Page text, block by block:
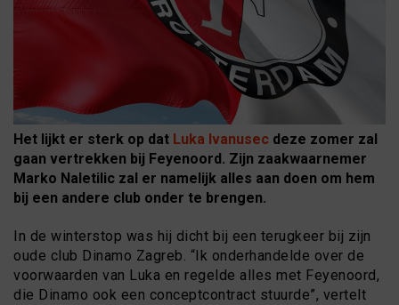
Het lijkt er sterk op dat Luka Ivanusec deze zomer zal
gaan vertrekken bij Feyenoord. Zijn zaakwaarnemer
Marko Naletilic zal er namelijk alles aan doen om hem
bij een andere club onder te brengen.
In de winterstop was hij dicht bij een terugkeer bij zijn
oude club Dinamo Zagreb. “Ik onderhandelde over de
voorwaarden van Luka en regelde alles met Feyenoord,
die Dinamo ook een conceptcontract stuurde”, vertelt